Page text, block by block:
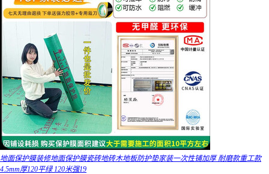
地面保护膜装修地面保护膜瓷砖地砖木地板防护垫家装一次性铺加厚 耐磨款重工款
4.5mm厚120平绿 120米强19